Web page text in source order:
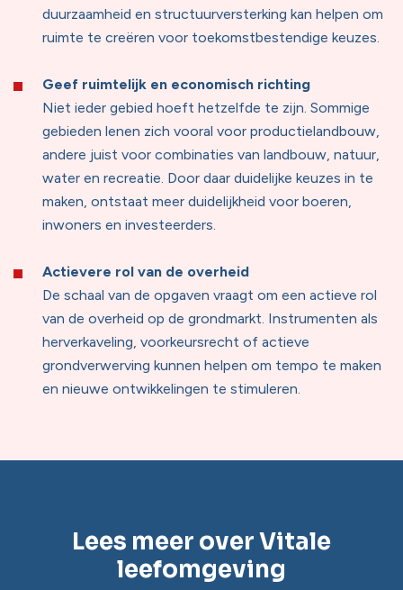
duurzaamheid en structuurversterking kan helpen om
ruimte te creëren voor toekomstbestendige keuzes.
Geef ruimtelijk en economisch richting
Niet ieder gebied hoeft hetzelfde te zijn. Sommige
gebieden lenen zich vooral voor productielandbouw,
andere juist voor combinaties van landbouw, natuur,
water en recreatie. Door daar duidelijke keuzes in te
maken, ontstaat meer duidelijkheid voor boeren,
inwoners en investeerders.
Actievere rol van de overheid
De schaal van de opgaven vraagt om een actieve rol
van de overheid op de grondmarkt. Instrumenten als
herverkaveling, voorkeursrecht of actieve
grondverwerving kunnen helpen om tempo te maken
en nieuwe ontwikkelingen te stimuleren.
Lees meer over Vitale
leefomgeving